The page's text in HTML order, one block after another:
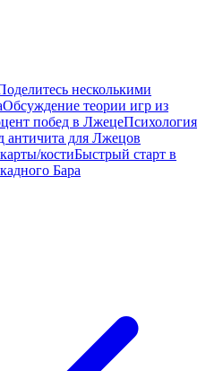
несколькими
Обсуждение теории игр из
побед в ЛжецеПсихология
античита для Лжецов
костиБыстрый старт в
Бара